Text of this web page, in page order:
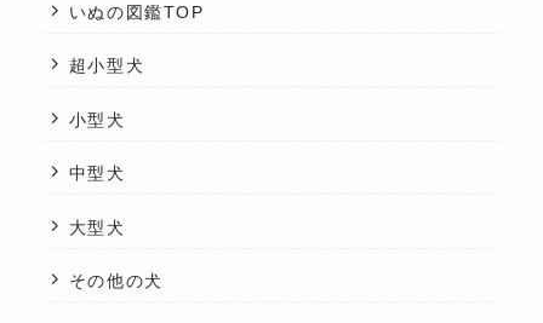
いぬの図鑑TOP
超小型犬
小型犬
中型犬
大型犬
その他の犬